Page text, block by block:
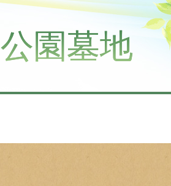
公園墓地